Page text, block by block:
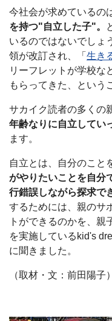
今社会が求めているの
を持つ"自立した子"。
いるのではないでしょ
領が改訂され、「 生き
リーフレットが学校な
もらってきた、という
サカイク読者の多くの
年齢なりに自立してい
ます。
自立とは、自分のこと
がやりたいことを自分
行錯誤しながら探求で
するためには、親のサ
トができるのかを、親
を実施しているkid's
に聞きました。
（取材・文：前田陽子）